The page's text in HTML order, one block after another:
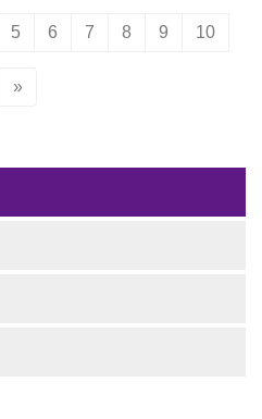
5 6 7 8 9 10
»